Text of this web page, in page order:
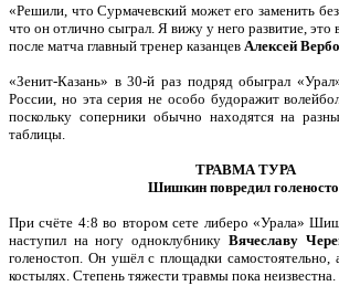
«Решили, что Сурмачевский может его заменить без
что он отлично сыграл. Я вижу у него развитие, это
после матча главный тренер казанцев Алексей
«Зенит-Казань» в 30-й раз подряд обыграл
России, но эта серия не особо будоражит
поскольку соперники обычно находятся на
таблицы.
ТРАВМА ТУРА
Шишкин повредил
При счёте 4:8 во втором сете либеро «Урала»
наступил на ногу одноклубнику Вячеславу
голеностоп. Он ушёл с площадки самостоятельно,
костылях. Степень тяжести травмы пока неизвестна.